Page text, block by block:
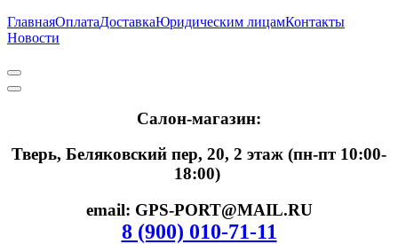
ГлавнаяОплатаДоставкаЮридическим лицамКонтакты
Новости
Салон-магазин:
Тверь, Беляковский пер, 20, 2 этаж (пн-пт 10:00-
18:00)
email: GPS-PORT@MAIL.RU
8 (900) 010-71-11